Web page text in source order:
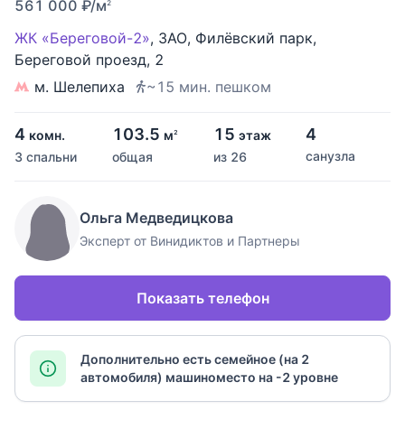
561 000 ₽/м2
ЖК «Береговой-2», ЗАО, Филёвский парк,
Береговой проезд, 2
м. Шелепиха
~15 мин. пешком
4 комн.
3 спальни
103.5 м2
общая
15 этаж
из 26
4
санузла
Ольга Медведицкова
Эксперт от Винидиктов и Партнеры
Показать телефон
Дополнительно есть семейное (на 2
автомобиля) машиноместо на -2 уровне